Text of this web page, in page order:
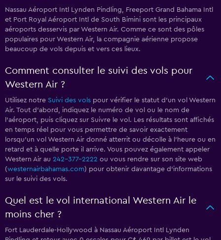
Nassau Aéroport Intl Lynden Pindling, Freeport Grand Bahama Intl
et Port Royal Aéroport Intl de South Bimini sont les principaux
aéroports desservis par Western Air. Comme ce sont des pôles
populaires pour Western Air, la compagnie aérienne propose
beaucoup de vols depuis et vers ces lieux.
Comment consulter le suivi des vols pour
Western Air ?
Utilisez notre Suivi des vols pour vérifier le statut d'un vol Western
Air. Tout d'abord, indiquez le numéro de vol ou le nom de
l'aéroport, puis cliquez sur Suivre le vol. Les résultats sont affichés
en temps réel pour vous permettre de savoir exactement
lorsqu'un vol Western Air donné atterrit ou décolle à l'heure ou en
retard et à quelle porte il arrive. Vous pouvez également appeler
Western Air au 242-377-2222 ou vous rendre sur son site web
(westernairbahamas.com) pour obtenir davantage d'informations
sur le suivi des vols.
Quel est le vol international Western Air le
moins cher ?
Fort Lauderdale-Hollywood à Nassau Aéroport Intl Lynden